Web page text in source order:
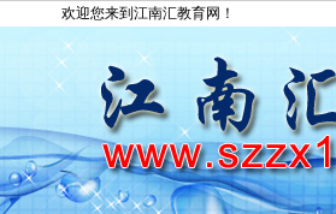
欢迎您来到江南汇教育网！